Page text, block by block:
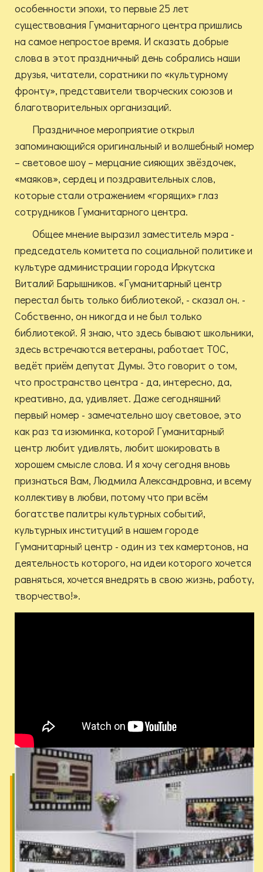
особенности эпохи, то первые 25 лет
существования Гуманитарного центра пришлись
на самое непростое время. И сказать добрые
слова в этот праздничный день собрались наши
друзья, читатели, соратники по «культурному
фронту», представители творческих союзов и
благотворительных организаций.
Праздничное мероприятие открыл
запоминающийся оригинальный и волшебный номер
– световое шоу – мерцание сияющих звёздочек,
«маяков», сердец и поздравительных слов,
которые стали отражением «горящих» глаз
сотрудников Гуманитарного центра.
Общее мнение выразил заместитель мэра -
председатель комитета по социальной политике и
культуре администрации города Иркутска
Виталий Барышников. «Гуманитарный центр
перестал быть только библиотекой, - сказал он. -
Собственно, он никогда и не был только
библиотекой. Я знаю, что здесь бывают школьники,
здесь встречаются ветераны, работает ТОС,
ведёт приём депутат Думы. Это говорит о том,
что пространство центра - да, интересно, да,
креативно, да, удивляет. Даже сегодняшний
первый номер - замечательно шоу световое, это
как раз та изюминка, которой Гуманитарный
центр любит удивлять, любит шокировать в
хорошем смысле слова. И я хочу сегодня вновь
признаться Вам, Людмила Александровна, и всему
коллективу в любви, потому что при всём
богатстве палитры культурных событий,
культурных институций в нашем городе
Гуманитарный центр - один из тех камертонов, на
деятельность которого, на идеи которого хочется
равняться, хочется внедрять в свою жизнь, работу,
творчество!».